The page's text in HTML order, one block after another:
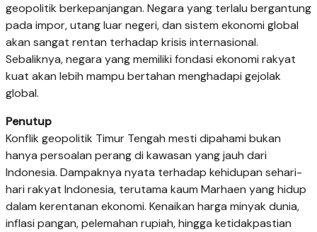
geopolitik berkepanjangan. Negara yang terlalu bergantung
pada impor, utang luar negeri, dan sistem ekonomi global
akan sangat rentan terhadap krisis internasional.
Sebaliknya, negara yang memiliki fondasi ekonomi rakyat
kuat akan lebih mampu bertahan menghadapi gejolak
global.
Penutup
Konflik geopolitik Timur Tengah mesti dipahami bukan
hanya persoalan perang di kawasan yang jauh dari
Indonesia. Dampaknya nyata terhadap kehidupan sehari-
hari rakyat Indonesia, terutama kaum Marhaen yang hidup
dalam kerentanan ekonomi. Kenaikan harga minyak dunia,
inflasi pangan, pelemahan rupiah, hingga ketidakpastian